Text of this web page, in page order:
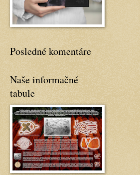
Posledné komentáre
Naše informačné
tabule